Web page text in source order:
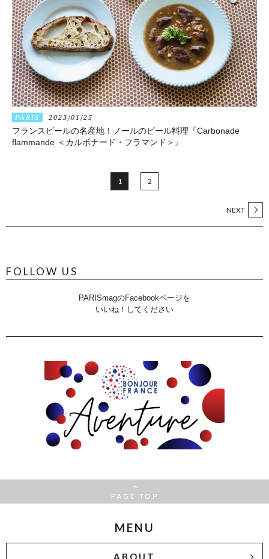
PARIS 2023/01/25
フランスビールの名産地！ノールのビール料理『Carbonade
flammande ＜カルボナード・フラマンド＞』
1 2
NEXT
FOLLOW US
PARISmagのFacebookページを
いいね！してください
PAGE TOP
MENU
ABOUT